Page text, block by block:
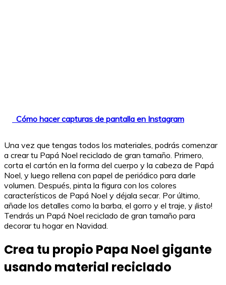
Cómo hacer capturas de pantalla en Instagram
Una vez que tengas todos los materiales, podrás comenzar
a crear tu Papá Noel reciclado de gran tamaño. Primero,
corta el cartón en la forma del cuerpo y la cabeza de Papá
Noel, y luego rellena con papel de periódico para darle
volumen. Después, pinta la figura con los colores
característicos de Papá Noel y déjala secar. Por último,
añade los detalles como la barba, el gorro y el traje, y ¡listo!
Tendrás un Papá Noel reciclado de gran tamaño para
decorar tu hogar en Navidad.
Crea tu propio Papa Noel gigante
usando material reciclado